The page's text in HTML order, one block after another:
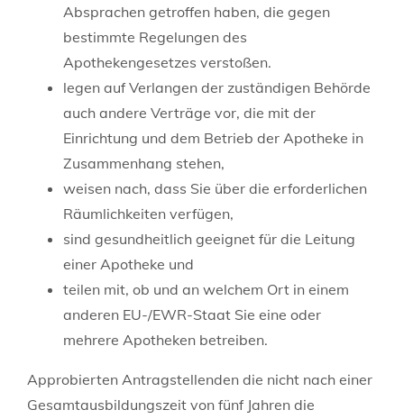
Absprachen getroffen haben, die gegen
bestimmte Regelungen des
Apothekengesetzes verstoßen.
legen auf Verlangen der zuständigen Behörde
auch andere Verträge vor, die mit der
Einrichtung und dem Betrieb der Apotheke in
Zusammenhang stehen,
weisen nach, dass Sie über die erforderlichen
Räumlichkeiten verfügen,
sind gesundheitlich geeignet für die Leitung
einer Apotheke und
teilen mit, ob und an welchem Ort in einem
anderen EU-/EWR-Staat Sie eine oder
mehrere Apotheken betreiben.
Approbierten Antragstellenden die nicht nach einer
Gesamtausbildungszeit von fünf Jahren die